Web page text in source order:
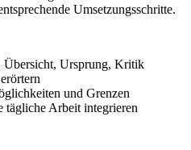
Umsetzungsschritte.
Übersicht, Ursprung, Kritik
und Grenzen
tägliche Arbeit integrieren